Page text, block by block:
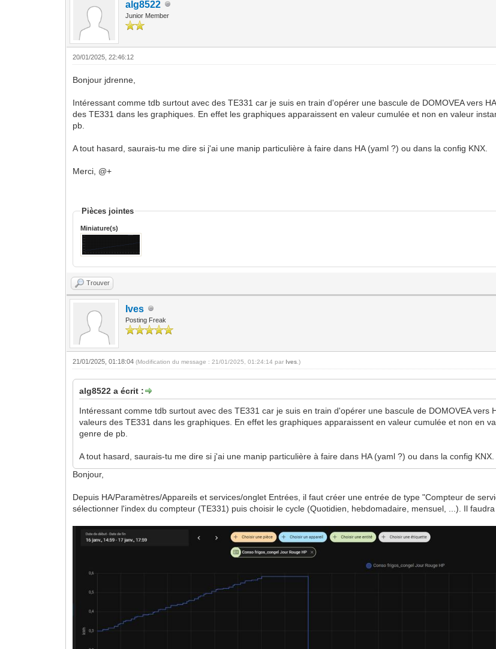
styles:
card:
- background-color: red
label:
- color: white
label: KNX Tempo red HP
show_label: true
alg8522
Junior Member
20/01/2025, 22:46:12
Bonjour jdrenne,
Intéressant comme tdb surtout avec des TE331 car je suis en train d'opérer une bascule de DOMOVEA vers
des TE331 dans les graphiques. En effet les graphiques apparaissent en valeur cumulée et non en valeur
pb.
A tout hasard, saurais-tu me dire si j'ai une manip particulière à faire dans HA (yaml ?) ou dans la config KNX.
Merci, @+
Pièces jointes
Miniature(s)
Trouver
Ives
Posting Freak
21/01/2025, 01:18:04(Modification du message : 21/01/2025, 01:24:14 par Ives .)
alg8522 a écrit :
Intéressant comme tdb surtout avec des TE331 car je suis en train d'opérer une bascule de DOMOVEA
valeurs des TE331 dans les graphiques. En effet les graphiques apparaissent en valeur cumulée et non en
genre de pb.
A tout hasard, saurais-tu me dire si j'ai une manip particulière à faire dans HA (yaml ?) ou dans la config KNX.
Bonjour,
Depuis HA/Paramètres/Appareils et services/onglet Entrées, il faut créer une entrée de type "Compteur de
sélectionner l'index du compteur (TE331) puis choisir le cycle (Quotidien, hebdomadaire, mensuel, ...). Il